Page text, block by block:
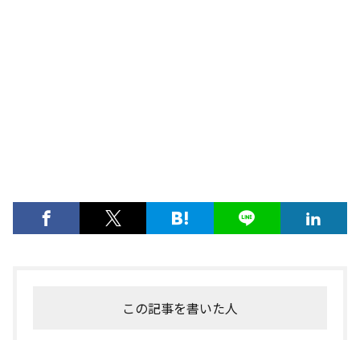
この記事を書いた人